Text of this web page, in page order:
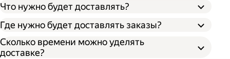
Через парк;
Через парк как самозанятый;
Как самозанятый;
Как индивидуальный предприниматель;
Что нужно будет доставлять?
Где нужно будет доставлять заказы?
Сколько времени можно уделять
доставке?